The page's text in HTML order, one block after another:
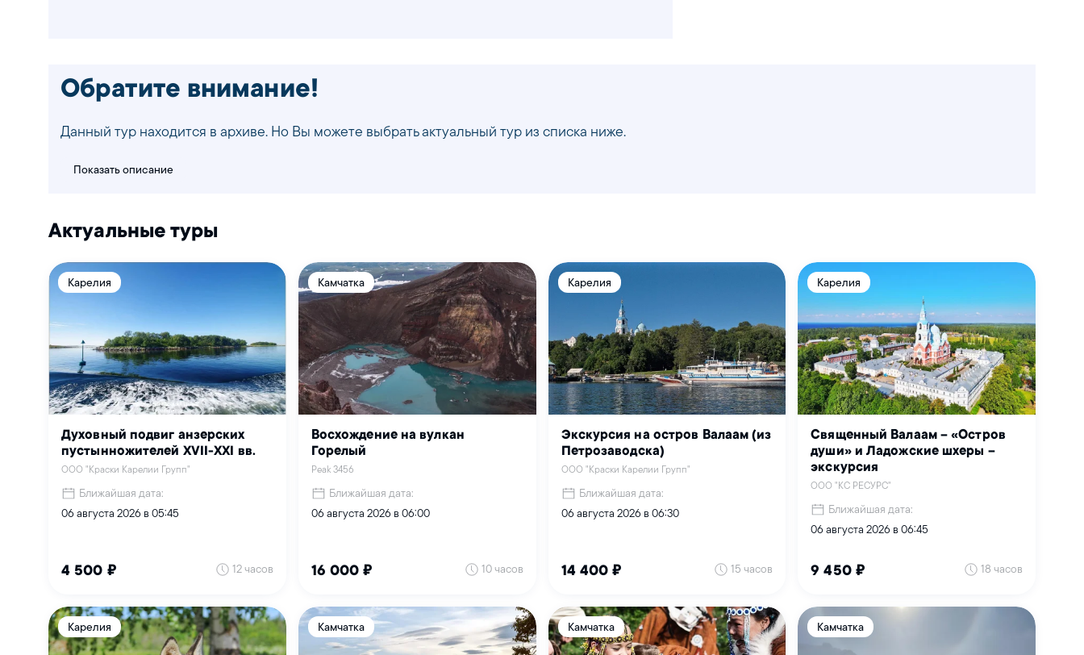
Обратите внимание!
Данный тур находится в архиве. Но Вы можете выбрать актуальный тур из списка ниже.
Показать описание
Актуальные туры
Карелия
Духовный подвиг анзерских
пустынножителей XVII-XXI вв.
ООО "Краски Карелии Групп"
Ближайшая дата:
06 августа 2026 в 05:45
4 500 ₽ 12 часов
Камчатка
Восхождение на вулкан
Горелый
Peak 3456
Ближайшая дата:
06 августа 2026 в 06:00
16 000 ₽ 10 часов
Карелия
Экскурсия на остров Валаам (из
Петрозаводска)
ООО "Краски Карелии Групп"
Ближайшая дата:
06 августа 2026 в 06:30
14 400 ₽ 15 часов
Карелия
Священный Валаам – «Остров
души» и Ладожские шхеры –
экскурсия
ООО "КС РЕСУРС"
Ближайшая дата:
06 августа 2026 в 06:45
9 450 ₽ 18 часов
Карелия Камчатка Камчатка Камчатка